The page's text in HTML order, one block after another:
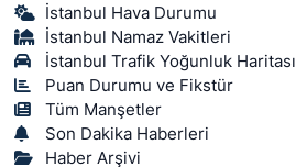
İstanbul Hava Durumu
İstanbul Namaz Vakitleri
İstanbul Trafik Yoğunluk Haritası
Puan Durumu ve Fikstür
Tüm Manşetler
Son Dakika Haberleri
Haber Arşivi